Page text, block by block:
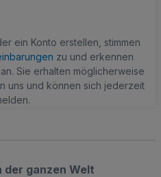
ein Konto erstellen, stimmen
zu und erkennen
an. Sie erhalten möglicherweise
uns und können sich jederzeit
ganzen Welt